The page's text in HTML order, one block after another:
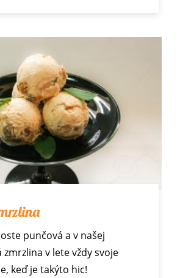
punčová a v našej
zmrzlina v lete vždy svoje
keď je takýto hic!